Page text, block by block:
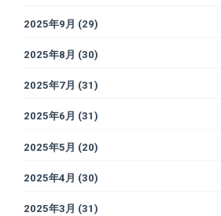
2025年9月 (29)
2025年8月 (30)
2025年7月 (31)
2025年6月 (31)
2025年5月 (20)
2025年4月 (30)
2025年3月 (31)